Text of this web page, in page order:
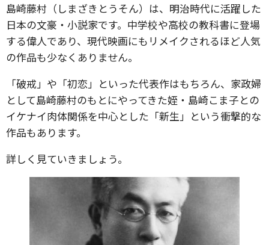
島崎藤村（しまざきとうそん）は、明治時代に活躍した
日本の文豪・小説家です。中学校や高校の教科書に登場
する偉人であり、現代映画にもリメイクされるほど人気
の作品も少なくありません。
「破戒」や「初恋」といった代表作はもちろん、家政婦
として島崎藤村のもとにやってきた姪・島崎こま子との
イケナイ肉体関係を中心とした「新生」という衝撃的な
作品もあります。
詳しく見ていきましょう。